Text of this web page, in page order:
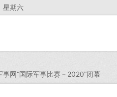
星期六
事网“国际军事比赛－2020”闭幕